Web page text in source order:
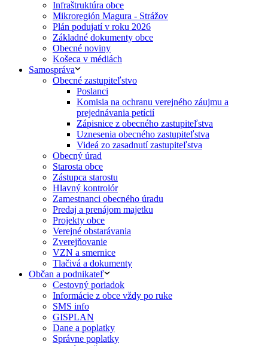
Infraštruktúra obce
Mikroregión Magura - Strážov
Plán podujatí v roku 2026
Základné dokumenty obce
Obecné noviny
Košeca v médiách
Samospráva
Obecné zastupiteľstvo
Poslanci
Komisia na ochranu verejného záujmu a
prejednávania petícií
Zápisnice z obecného zastupiteľstva
Uznesenia obecného zastupiteľstva
Videá zo zasadnutí zastupiteľstva
Obecný úrad
Starosta obce
Zástupca starostu
Hlavný kontrolór
Zamestnanci obecného úradu
Predaj a prenájom majetku
Projekty obce
Verejné obstarávania
Zverejňovanie
VZN a smernice
Tlačivá a dokumenty
Občan a podnikateľ
Cestovný poriadok
Informácie z obce vždy po ruke
SMS info
GISPLAN
Dane a poplatky
Správne poplatky